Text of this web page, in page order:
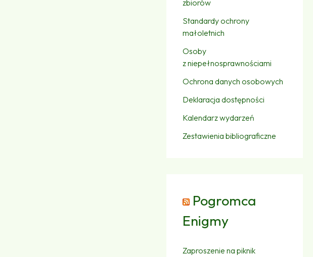
zbiorów
Standardy ochrony
małoletnich
Osoby
z niepełnosprawnościami
Ochrona danych osobowych
Deklaracja dostępności
Kalendarz wydarzeń
Zestawienia bibliograficzne
Pogromca
Enigmy
Zaproszenie na piknik